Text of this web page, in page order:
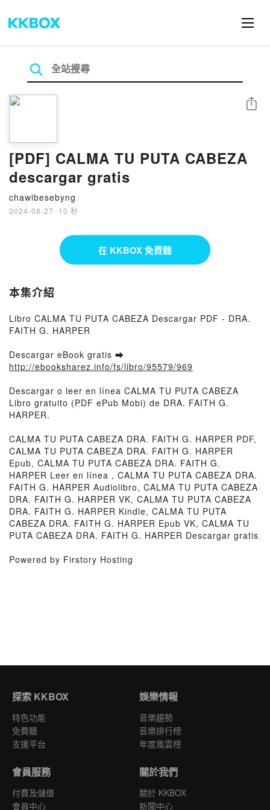
[PDF] CALMA TU PUTA CABEZA
descargar gratis
chawibesebyng
2024-08-27 · 10 秒
分享
在 KKBOX 免費聽
本集介紹
Libro CALMA TU PUTA CABEZA Descargar PDF - DRA.
FAITH G. HARPER
Descargar eBook gratis ➡
http://ebooksharez.info/fs/libro/95579/969
Descargar o leer en línea CALMA TU PUTA CABEZA
Libro gratuito (PDF ePub Mobi) de DRA. FAITH G.
HARPER.
CALMA TU PUTA CABEZA DRA. FAITH G. HARPER PDF,
CALMA TU PUTA CABEZA DRA. FAITH G. HARPER
Epub, CALMA TU PUTA CABEZA DRA. FAITH G.
HARPER Leer en línea , CALMA TU PUTA CABEZA DRA.
FAITH G. HARPER Audiolibro, CALMA TU PUTA CABEZA
DRA. FAITH G. HARPER VK, CALMA TU PUTA CABEZA
DRA. FAITH G. HARPER Kindle, CALMA TU PUTA
CABEZA DRA. FAITH G. HARPER Epub VK, CALMA TU
PUTA CABEZA DRA. FAITH G. HARPER Descargar gratis
Powered by Firstory Hosting
探索 KKBOX
特色功能
免費聽
支援平台
娛樂情報
音樂趨勢
音樂排行榜
年度風雲榜
會員服務
付費及儲值
會員中心
關於我們
關於 KKBOX
新聞中心